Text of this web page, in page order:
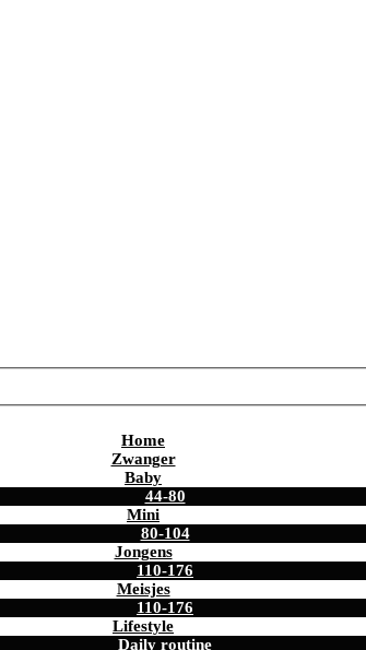
Home
Zwanger
Baby
44-80
Mini
80-104
Jongens
110-176
Meisjes
110-176
Lifestyle
Daily routine